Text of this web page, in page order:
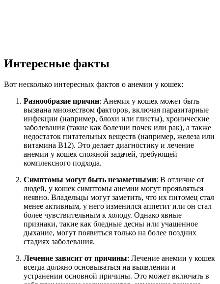
Интересные факты
Вот несколько интересных фактов о анемии у кошек:
Разнообразие причин: Анемия у кошек может быть
вызвана множеством факторов, включая паразитарные
инфекции (например, блохи или глисты), хронические
заболевания (такие как болезни почек или рак), а также
недостаток питательных веществ (например, железа или
витамина B12). Это делает диагностику и лечение
анемии у кошек сложной задачей, требующей
комплексного подхода.
Симптомы могут быть незаметными: В отличие от
людей, у кошек симптомы анемии могут проявляться
неявно. Владельцы могут заметить, что их питомец стал
менее активным, у него изменился аппетит или он стал
более чувствительным к холоду. Однако явные
признаки, такие как бледные десны или учащенное
дыхание, могут появиться только на более поздних
стадиях заболевания.
Лечение зависит от причины: Лечение анемии у кошек
всегда должно основываться на выявлении и
устранении основной причины. Это может включать в